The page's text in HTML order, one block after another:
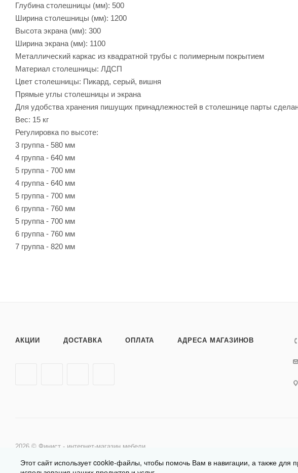
Глубина столешницы (мм): 500
Ширина столешницы (мм): 1200
Высота экрана (мм): 300
Ширина экрана (мм): 1100
Металлический каркас из квадратной трубы с полимерным покрытием
Материал столешницы: ЛДСП
Цвет столешницы: Пикард, серый, вишня
Прямые углы столешницы и экрана
Для удобства хранения пишущих принадлежностей в столешнице парты
Вес: 15 кг
Регулировка по высоте:
3 группа - 580 мм
4 группа - 640 мм
5 группа - 700 мм
4 группа - 640 мм
5 группа - 700 мм
6 группа - 760 мм
5 группа - 700 мм
6 группа - 760 мм
7 группа - 820 мм
АКЦИИ ДОСТАВКА ОПЛАТА АДРЕСА МАГАЗИНОВ
2026 © Финист - интернет-магазин мебели
Этот сайт использует cookie-файлы, чтобы помочь Вам в навигации, а также для